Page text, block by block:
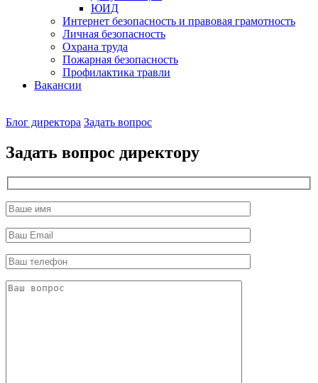
ЮИД
Интернет безопасность и правовая грамотность
Личная безопасность
Охрана труда
Пожарная безопасность
Профилактика травли
Вакансии
директор
Блог директора Задать вопрос
Задать вопрос директору